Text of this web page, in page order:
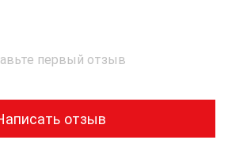
первый отзыв
отзыв